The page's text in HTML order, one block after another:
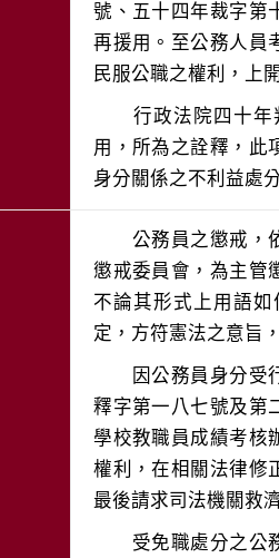
號、五十四年裁字第
再援用。至公務人員
行政法院四十年判
用，所為之詮釋，此
身分關係之不利益處
公務員之懲戒，依
懲戒委員會，為主管
不論其形式上用語
因公務員身分受行
釋字第一八七號及第
學校教職員成績考核
權利，在相關法律修
受免職處分之公務